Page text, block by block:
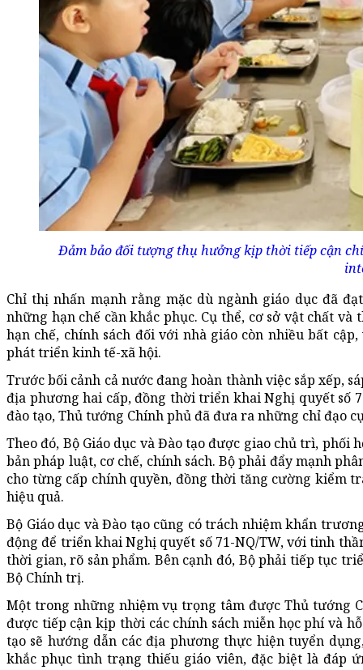
Đảm bảo đối tượng thụ hưởng kịp thời tiếp cận
Chỉ thị nhấn mạnh rằng mặc dù ngành giáo dục đã
những hạn chế cần khắc phục. Cụ thể, cơ sở vật chất
hạn chế, chính sách đối với nhà giáo còn nhiều bất
phát triển kinh tế-xã hội.
Trước bối cảnh cả nước đang hoàn thành việc sắp xếp,
địa phương hai cấp, đồng thời triển khai Nghị quyết số
đào tạo, Thủ tướng Chính phủ đã đưa ra những chỉ đạo
Theo đó, Bộ Giáo dục và Đào tạo được giao chủ trì, phối
bản pháp luật, cơ chế, chính sách. Bộ phải đẩy mạnh
cho từng cấp chính quyền, đồng thời tăng cường kiểm
hiệu quả.
Bộ Giáo dục và Đào tạo cũng có trách nhiệm khẩn
động để triển khai Nghị quyết số 71-NQ/TW, với tinh
thời gian, rõ sản phẩm. Bên cạnh đó, Bộ phải tiếp tục
Bộ Chính trị.
Một trong những nhiệm vụ trọng tâm được Thủ tướng
được tiếp cận kịp thời các chính sách miễn học phí và
tạo sẽ hướng dẫn các địa phương thực hiện tuyển
khắc phục tình trạng thiếu giáo viên, đặc biệt là đáp